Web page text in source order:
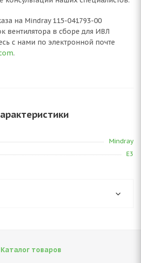
на Mindray 115-041793-00
вентилятора в сборе для ИВЛ
с нами по электронной почте
.
Mindray
E3
Каталог товаров